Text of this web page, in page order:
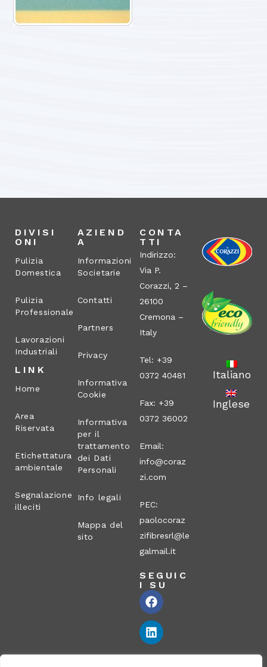
DIVISI
ONI
Pulizia
Domestica
Pulizia
Professionale
Lavorazioni
Industriali
LINK
Home
Area
Riservata
Etichettatura
ambientale
Segnalazione
illeciti
AZIEND
A
Informazioni
Societarie
Contatti
Partners
Privacy
Informativa
Cookie
Informativa
per il
trattamento
dei Dati
Personali
Info legali
Mappa del
sito
CONTA
TTI
Indirizzo:
Via P.
Corazzi, 2 –
26100
Cremona –
Italy
Tel: +39
0372 40481
Fax: +39
0372 36002
Email:
info@coraz
zi.com
PEC:
paolocoraz
zifibresrl@le
galmail.it
SEGUIC
I SU
Italiano
Inglese